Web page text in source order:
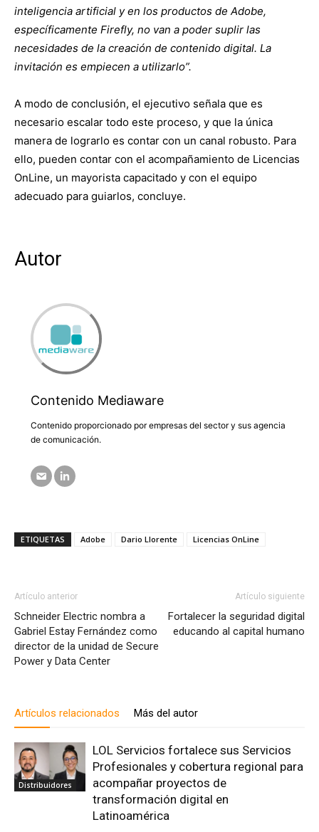
inteligencia artificial y en los productos de Adobe,
específicamente Firefly, no van a poder suplir las
necesidades de la creación de contenido digital. La
invitación es empiecen a utilizarlo”.
A modo de conclusión, el ejecutivo señala que es
necesario escalar todo este proceso, y que la única
manera de lograrlo es contar con un canal robusto. Para
ello, pueden contar con el acompañamiento de Licencias
OnLine, un mayorista capacitado y con el equipo
adecuado para guiarlos, concluye.
Autor
Contenido Mediaware
Contenido proporcionado por empresas del sector y sus agencia
de comunicación.
ETIQUETAS Adobe Dario Llorente Licencias OnLine
Artículo anterior
Schneider Electric nombra a
Gabriel Estay Fernández como
director de la unidad de Secure
Power y Data Center
Artículo siguiente
Fortalecer la seguridad digital
educando al capital humano
Artículos relacionados Más del autor
Distribuidores
LOL Servicios fortalece sus Servicios
Profesionales y cobertura regional para
acompañar proyectos de
transformación digital en
Latinoamérica